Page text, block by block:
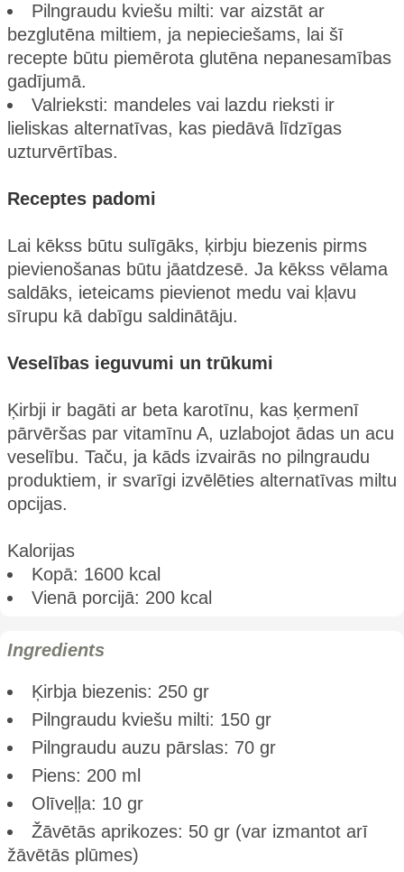
Pilngraudu kviešu milti: var aizstāt ar
bezglutēna miltiem, ja nepieciešams, lai šī
recepte būtu piemērota glutēna nepanesamības
gadījumā.
Valrieksti: mandeles vai lazdu rieksti ir
lieliskas alternatīvas, kas piedāvā līdzīgas
uzturvērtības.
Receptes padomi
Lai kēkss būtu sulīgāks, ķirbju biezenis pirms
pievienošanas būtu jāatdzesē. Ja kēkss vēlama
saldāks, ieteicams pievienot medu vai kļavu
sīrupu kā dabīgu saldinātāju.
Veselības ieguvumi un trūkumi
Ķirbji ir bagāti ar beta karotīnu, kas ķermenī
pārvēršas par vitamīnu A, uzlabojot ādas un acu
veselību. Taču, ja kāds izvairās no pilngraudu
produktiem, ir svarīgi izvēlēties alternatīvas miltu
opcijas.
Kalorijas
Kopā: 1600 kcal
Vienā porcijā: 200 kcal
Ingredients
Ķirbja biezenis: 250 gr
Pilngraudu kviešu milti: 150 gr
Pilngraudu auzu pārslas: 70 gr
Piens: 200 ml
Olīveļļa: 10 gr
Žāvētās aprikozes: 50 gr (var izmantot arī
žāvētās plūmes)